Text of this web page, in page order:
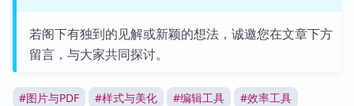
若阁下有独到的见解或新颖的想法，诚邀您在文章下方
留言，与大家共同探讨。
#图片与PDF #样式与美化 #编辑工具 #效率工具